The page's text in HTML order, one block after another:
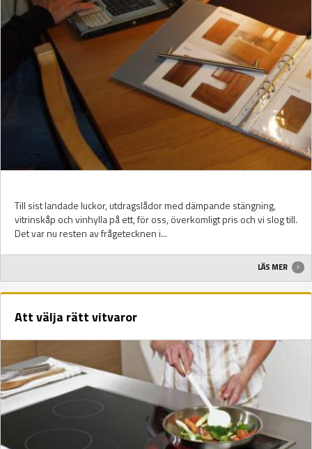
Till sist landade luckor, utdragslådor med dämpande stängning,
vitrinskåp och vinhylla på ett, för oss, överkomligt pris och vi slog till.
Det var nu resten av frågetecknen i...
LÄS MER
Att välja rätt vitvaror